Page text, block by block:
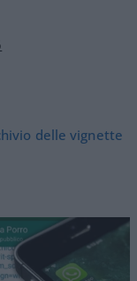
delle vignette